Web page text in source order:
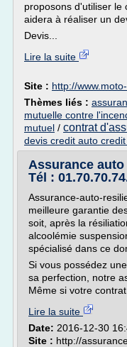
proposons d'utiliser le
aidera à réaliser un
Devis...
Lire la suite
Site : http://
Thèmes liés :
mutuelle contre
mutuel / contrat
devis credit auto
Assurance auto
Tél :
Assurance-auto-
meilleure garantie
soit, après la
alcoolémie
spécialisé dans ce
Si vous possédez
sa perfection, notre
Même si votre contrat
Lire la suite
Date: 2016-12-30
Site : http://